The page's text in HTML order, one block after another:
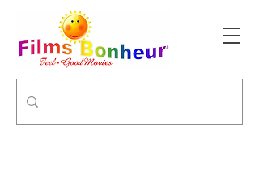
DE LA COMEDIE-FRANCAISE